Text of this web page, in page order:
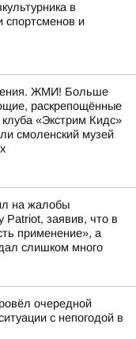
в
спортсменов и
ЖМИ! Больше
раскрепощённые
клуба «Экстрим Кидс»
смоленский музей
на жалобы
Patriot, заявив, что в
применение», а
слишком много
очередной
с непогодой в